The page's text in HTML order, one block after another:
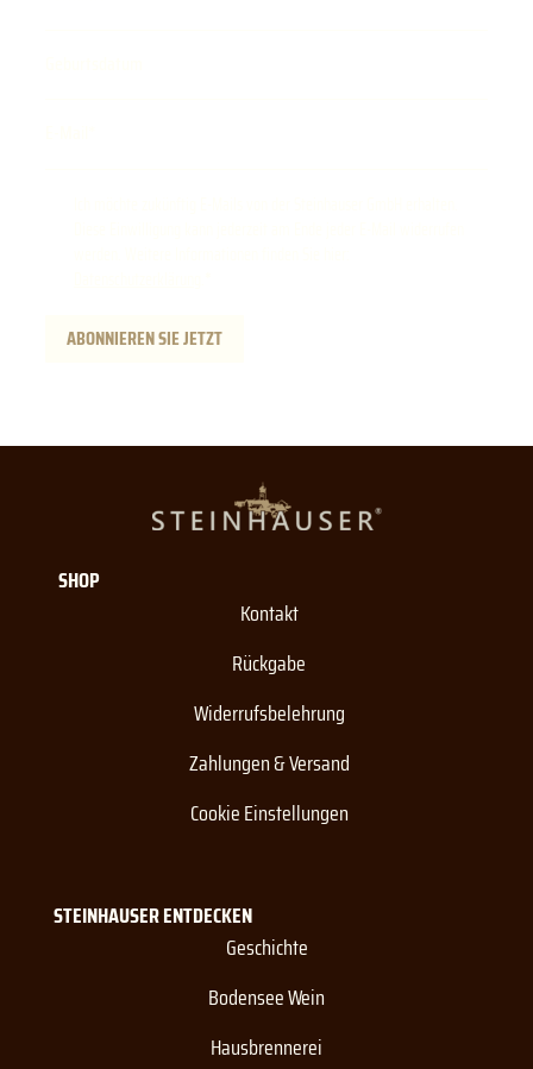
ABONNIEREN SIE JETZT
STEINHAUSER ENTDECKEN
Geschichte
Bodensee Wein
Hausbrennerei
SHOP
Kontakt
Rückgabe
Widerrufsbelehrung
Zahlungen & Versand
Cookie Einstellungen